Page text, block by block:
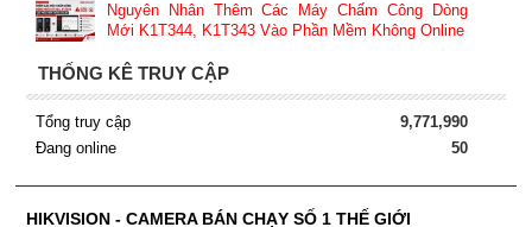
Nguyên Nhân Thêm Các Máy Chấm Công Dòng
Mới K1T344, K1T343 Vào Phần Mềm Không Online
THỐNG KÊ TRUY CẬP
Tổng truy cập
9,771,990
Đang online
50
HIKVISION - CAMERA BÁN CHẠY SỐ 1 THẾ GIỚI